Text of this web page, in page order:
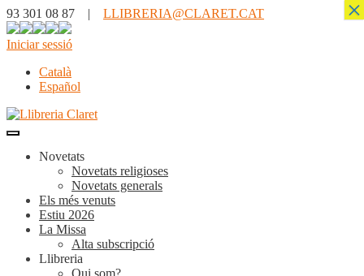
93 301 08 87 | LLIBRERIA@CLARET.CAT
Iniciar sessió
Català
Español
Novetats
Novetats religioses
Novetats generals
Els més venuts
Estiu 2026
La Missa
Alta subscripció
Llibreria
Qui som?
×